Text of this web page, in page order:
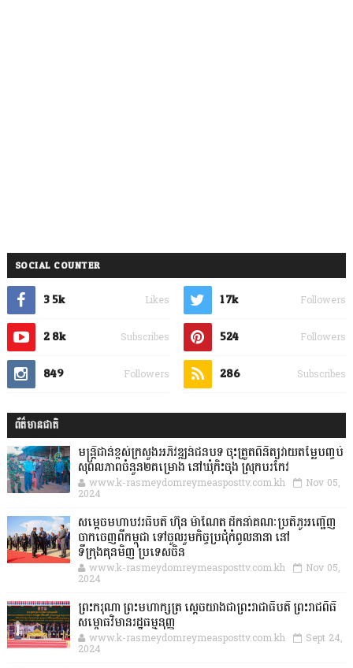
SOCIAL COUNTER
3.5k Likes 1.7k Followers
2.8k Subscribes 524 Followers
849 Followers 286 Subscribes
ព័ត៌មានជាតិ
មន្ត្រីជាន់ខ្ពស់ក្រសួងអភិវឌ្ឍន៍ជនបទ ចុះត្រួតពិនិត្យវាយតម្លៃបញ្ចប់
សុពលភាពចំនួន២គម្រោង នៅឃុំកិះចុង ស្រុកបរកែវ
www.k-rasmeydomreymeasposttv.com.kh Nov 05,
2024
សម្តេចមហាបវរធិបតី ហ៊ុន ម៉ាណែត ដឹកនាំគណៈប្រតិភូអញ្ជើញ
ចាកចេញពីកម្ពុជា ទៅចូលរួមកិច្ចប្រជុំកំពូលនានា នៅ
ទីក្រុងគុនមិញ ប្រទេសចិន
www.k-rasmeydomreymeasposttv.com.kh Nov 05,
2024
ព្រះករុណា ព្រះមហាក្សត្រ ស្តេចយាងជាព្រះរាជាធិបតី ព្រះរាជពិធី
សម្ពោធវិមានរដ្ឋធម្មនុញ្ញ
www.k-rasmeydomreymeasposttv.com.kh Sept 24,
2024